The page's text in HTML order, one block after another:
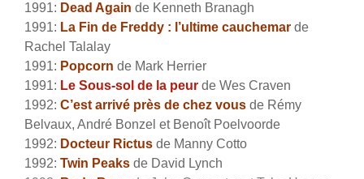
1991: Dead Again de Kenneth Branagh
1991: La Fin de Freddy : l’ultime cauchemar de
Rachel Talalay
1991: Popcorn de Mark Herrier
1991: Le Sous-sol de la peur de Wes Craven
1992: C’est arrivé près de chez vous de Rémy
Belvaux, André Bonzel et Benoît Poelvoorde
1992: Docteur Rictus de Manny Cotto
1992: Twin Peaks de David Lynch